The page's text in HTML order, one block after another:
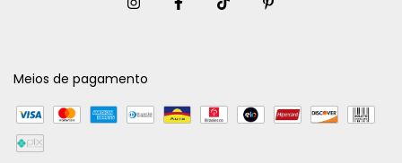
Meios de pagamento